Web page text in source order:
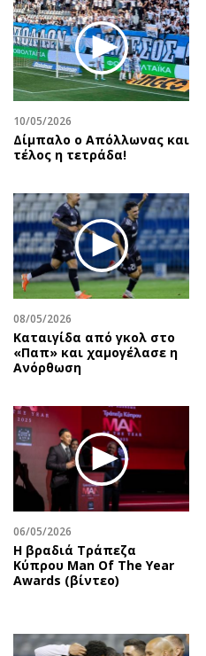
10/05/2026
Δίμπαλο ο Απόλλωνας και
τέλος η τετράδα!
08/05/2026
Καταιγίδα από γκολ στο
«Παπ» και χαμογέλασε η
Ανόρθωση
06/05/2026
Η βραδιά Τράπεζα
Κύπρου Man Of The Year
Awards (βίντεο)